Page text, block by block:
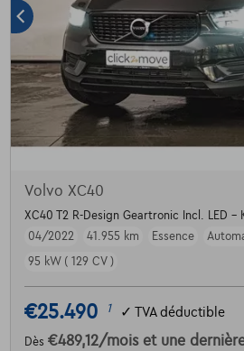
Volvo XC40
XC40 T2 R-Design Geartronic Incl. LED -
04/2022
41.955 km Essence
95 kW ( 129 CV )
€25.490 1 ✓ TVA déductible
Dès €489,12/mois et une